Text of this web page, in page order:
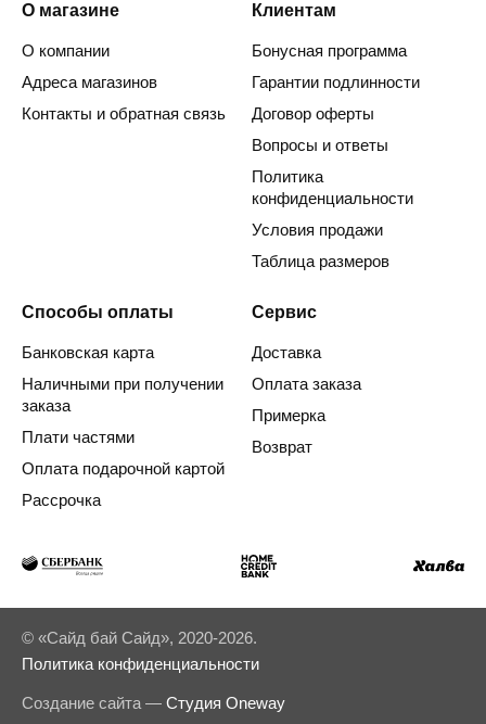
О магазине
О компании
Адреса магазинов
Контакты и обратная связь
Клиентам
Бонусная программа
Гарантии подлинности
Договор оферты
Вопросы и ответы
Политика
конфиденциальности
Условия продажи
Таблица размеров
Способы оплаты
Банковская карта
Наличными при получении
заказа
Плати частями
Оплата подарочной картой
Рассрочка
Сервис
Доставка
Оплата заказа
Примерка
Возврат
© «Сайд бай Сайд», 2020-2026.
Политика конфиденциальности
Создание сайта — Студия Oneway